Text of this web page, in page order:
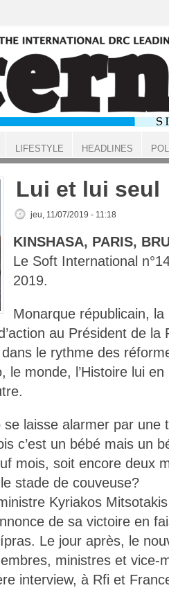
Lui et lui seul
jeu, 11/07/2019 - 11:18
KINSHASA, PARIS,
Le Soft International
2019.
Monarque républicain,
au Président de la
le rythme des
le monde, l’Histoire lui
laisse alarmer par une
c’est un bébé mais un
mois, soit encore deux
stade de couveuse?
Kyriakos
de sa victoire en
Le jour après, le
ministres et vice-
interview, à Rfi et
LIFESTYLE HEADLINES